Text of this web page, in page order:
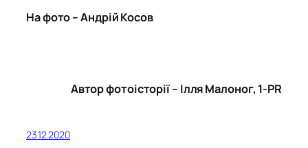
На фото – Андрій Косов
Автор фотоісторії – Ілля Малоног, 1-PR
23.12.2020